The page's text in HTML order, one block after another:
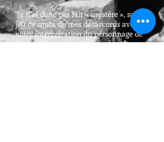
"Je n’ai donc pas fait « mystère », sans
jeu de mots, de mes désaccords avec
votre interprétation du personnage de
Socrate. Je reconnais cependant la